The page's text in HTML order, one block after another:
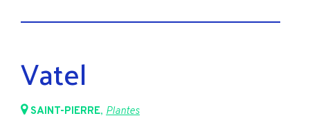
Vatel
SAINT-PIERRE, Plantes